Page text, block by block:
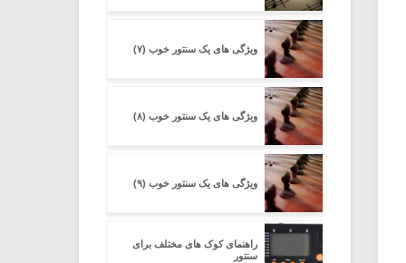
ویژگی های یک سنتور خوب (۷)
ویژگی های یک سنتور خوب (۸)
ویژگی های یک سنتور خوب (۹)
راهنمای کوک های مختلف برای
سنتور